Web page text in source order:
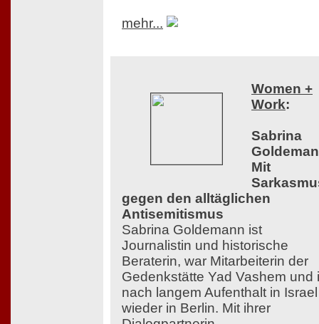
mehr...
Women +
Work:
Sabrina
Mit
gegen den alltäglichen
Antisemitismus
Sabrina Goldemann ist
Journalistin und historische
Beraterin, war Mitarbeiterin der
Gedenkstätte Yad Vashem und
nach langem Aufenthalt in Israel
wieder in Berlin. Mit ihrer